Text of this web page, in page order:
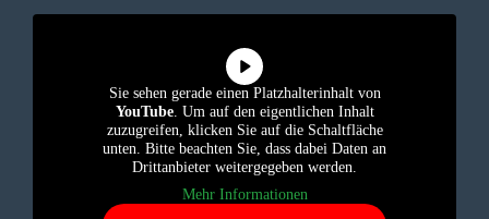
Sie sehen gerade einen Platzhalterinhalt von
YouTube. Um auf den eigentlichen Inhalt
zuzugreifen, klicken Sie auf die Schaltfläche
unten. Bitte beachten Sie, dass dabei Daten an
Drittanbieter weitergegeben werden.
Mehr Informationen